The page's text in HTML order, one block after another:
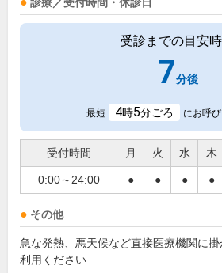
診療／受付時間・休診日
受診までの目安
7分後
最短 4時5分ごろ にお呼
受付時間 月 火 水 木
0:00～24:00 ● ● ● ●
その他
急な発熱、悪天候など直接医療機関に
利用ください